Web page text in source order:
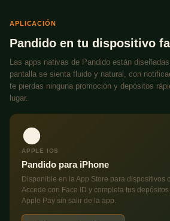
APLICACIÓN
Pandido en tu dispositivo
Las apps nativas de Pandido están
pantalla se sienta fluido y natural, con
te pierdas ninguna promoción y depósitos
lugar.
APPLE IOS
Pandido para iPhone
Disponible en la App Store para dispositivos
Accede con Face ID y completa tus
Apple Pay sin salir de la app.